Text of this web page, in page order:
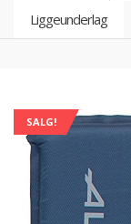
Liggeunderlag
SALG!